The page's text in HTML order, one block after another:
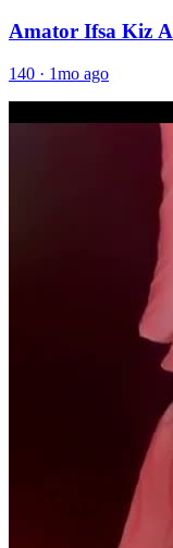
Amator Ifsa Kiz
140 · 1mo ago